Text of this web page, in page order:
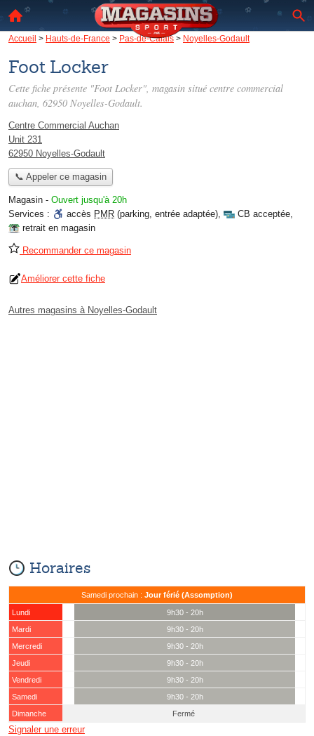
Accueil > Hauts-de-France > Pas-de-Calais> Noyelles-Godault
Foot Locker
Cette fiche présente "Foot Locker", magasin situé centre commercial
auchan, 62950 Noyelles-Godault.
Centre Commercial Auchan
Unit 231
62950 Noyelles-Godault
📞 Appeler ce magasin
Magasin - Ouvert jusqu'à 20h
Services :
accès PMR (parking, entrée adaptée), CB acceptée,
retrait en magasin
Recommander ce magasin
Améliorer cette fiche
Autres magasins à Noyelles-Godault
Horaires
Samedi prochain : Jour férié (Assomption)
Lundi
9h30 - 20h
Mardi
9h30 - 20h
Mercredi
9h30 - 20h
Jeudi
9h30 - 20h
Vendredi
9h30 - 20h
Samedi
9h30 - 20h
Dimanche
Fermé
Signaler une erreur